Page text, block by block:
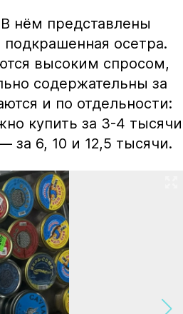
нём представлены
осетра.
высоким спросом,
содержательны за
и по отдельности:
купить за 3-4 тысячи
6, 10 и 12,5 тысячи.